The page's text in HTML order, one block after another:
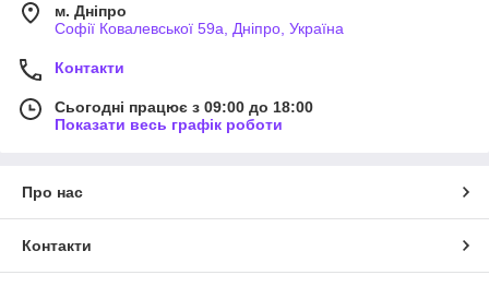
м. Дніпро
Софії Ковалевської 59а, Дніпро, Україна
Контакти
Сьогодні працює з 09:00 до 18:00
Показати весь графік роботи
Про нас
Контакти